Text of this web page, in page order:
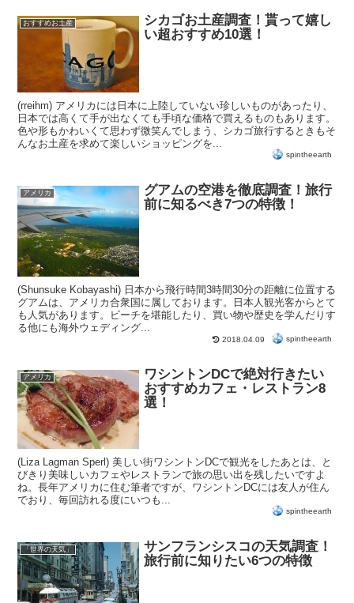
おすすめお土産
シカゴお土産調査！貰って嬉し
い超おすすめ10選！
(rreihm) アメリカには日本に上陸していない珍しいものがあったり、
日本では高くて手が出なくても手頃な価格で買えるものもあります。
色や形もかわいくて思わず微笑んでしまう、シカゴ旅行するときもそ
んなお土産を求めて楽しいショッピングを...
spintheearth
アメリカ
グアムの空港を徹底調査！旅行
前に知るべき7つの特徴！
(Shunsuke Kobayashi) 日本から飛行時間3時間30分の距離に位置する
グアムは、アメリカ合衆国に属しております。日本人観光客からとて
も人気があります。ビーチを堪能したり、買い物や歴史を学んだりす
る他にも海外ウェディング...
2018.04.09 spintheearth
アメリカ
ワシントンDCで絶対行きたい
おすすめカフェ・レストラン8
選！
(Liza Lagman Sperl) 美しい街ワシントンDCで観光をしたあとは、と
びきり美味しいカフェやレストランで旅の思い出を残したいですよ
ね。長年アメリカに住む筆者ですが、ワシントンDCには友人が住ん
でおり、毎回訪れる度にいつも...
spintheearth
「世界の天気」
サンフランシスコの天気調査！
旅行前に知りたい6つの特徴